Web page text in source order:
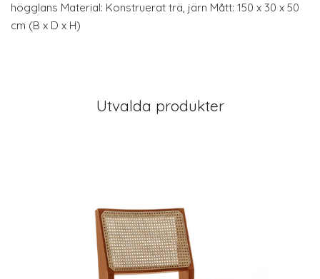
högglans Material: Konstruerat trä, järn Mått: 150 x 30 x 50
cm (B x D x H)
Utvalda produkter